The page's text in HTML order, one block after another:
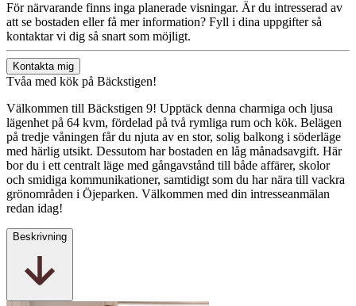
För närvarande finns inga planerade visningar. Är du intresserad av
att se bostaden eller få mer information? Fyll i dina uppgifter så
kontaktar vi dig så snart som möjligt.
Kontakta mig
Tvåa med kök på Bäckstigen!
Välkommen till Bäckstigen 9! Upptäck denna charmiga och ljusa
lägenhet på 64 kvm, fördelad på två rymliga rum och kök. Belägen
på tredje våningen får du njuta av en stor, solig balkong i söderläge
med härlig utsikt. Dessutom har bostaden en låg månadsavgift. Här
bor du i ett centralt läge med gångavstånd till både affärer, skolor
och smidiga kommunikationer, samtidigt som du har nära till vackra
grönområden i Öjeparken. Välkommen med din intresseanmälan
redan idag!
Beskrivning